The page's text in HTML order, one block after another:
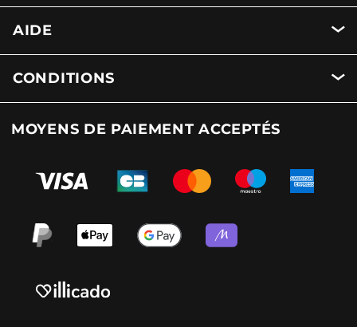
AIDE
CONDITIONS
MOYENS DE PAIEMENT ACCEPTÉS